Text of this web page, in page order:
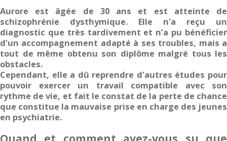
Aurore est âgée de 30 ans et est atteinte de
schizophrénie dysthymique. Elle n'a reçu un
diagnostic que très tardivement et n’a pu bénéficier
d’un accompagnement adapté à ses troubles, mais a
tout de même obtenu son diplôme malgré tous les
obstacles.
Cependant, elle a dû reprendre d'autres études pour
pouvoir exercer un travail compatible avec son
rythme de vie, et fait le constat de la perte de chance
que constitue la mauvaise prise en charge des jeunes
en psychiatrie.